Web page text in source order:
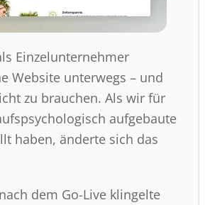
Einzelunternehmer
Website unterwegs – und
zu brauchen. Als wir für
aufgebaute
haben, änderte sich das
dem Go-Live klingelte